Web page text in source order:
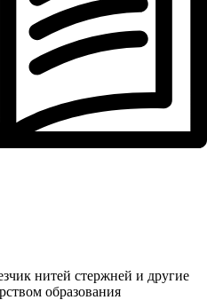
нитей стержней и другие
образования